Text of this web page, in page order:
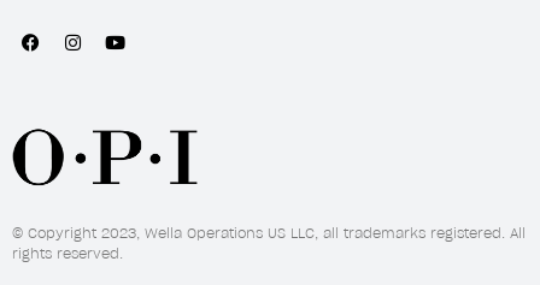
© Copyright 2023, Wella Operations US LLC, all trademarks registered. All
rights reserved.